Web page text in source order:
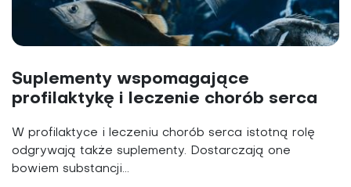
Suplementy wspomagające
profilaktykę i leczenie chorób serca
W profilaktyce i leczeniu chorób serca istotną rolę
odgrywają także suplementy. Dostarczają one
bowiem substancji...